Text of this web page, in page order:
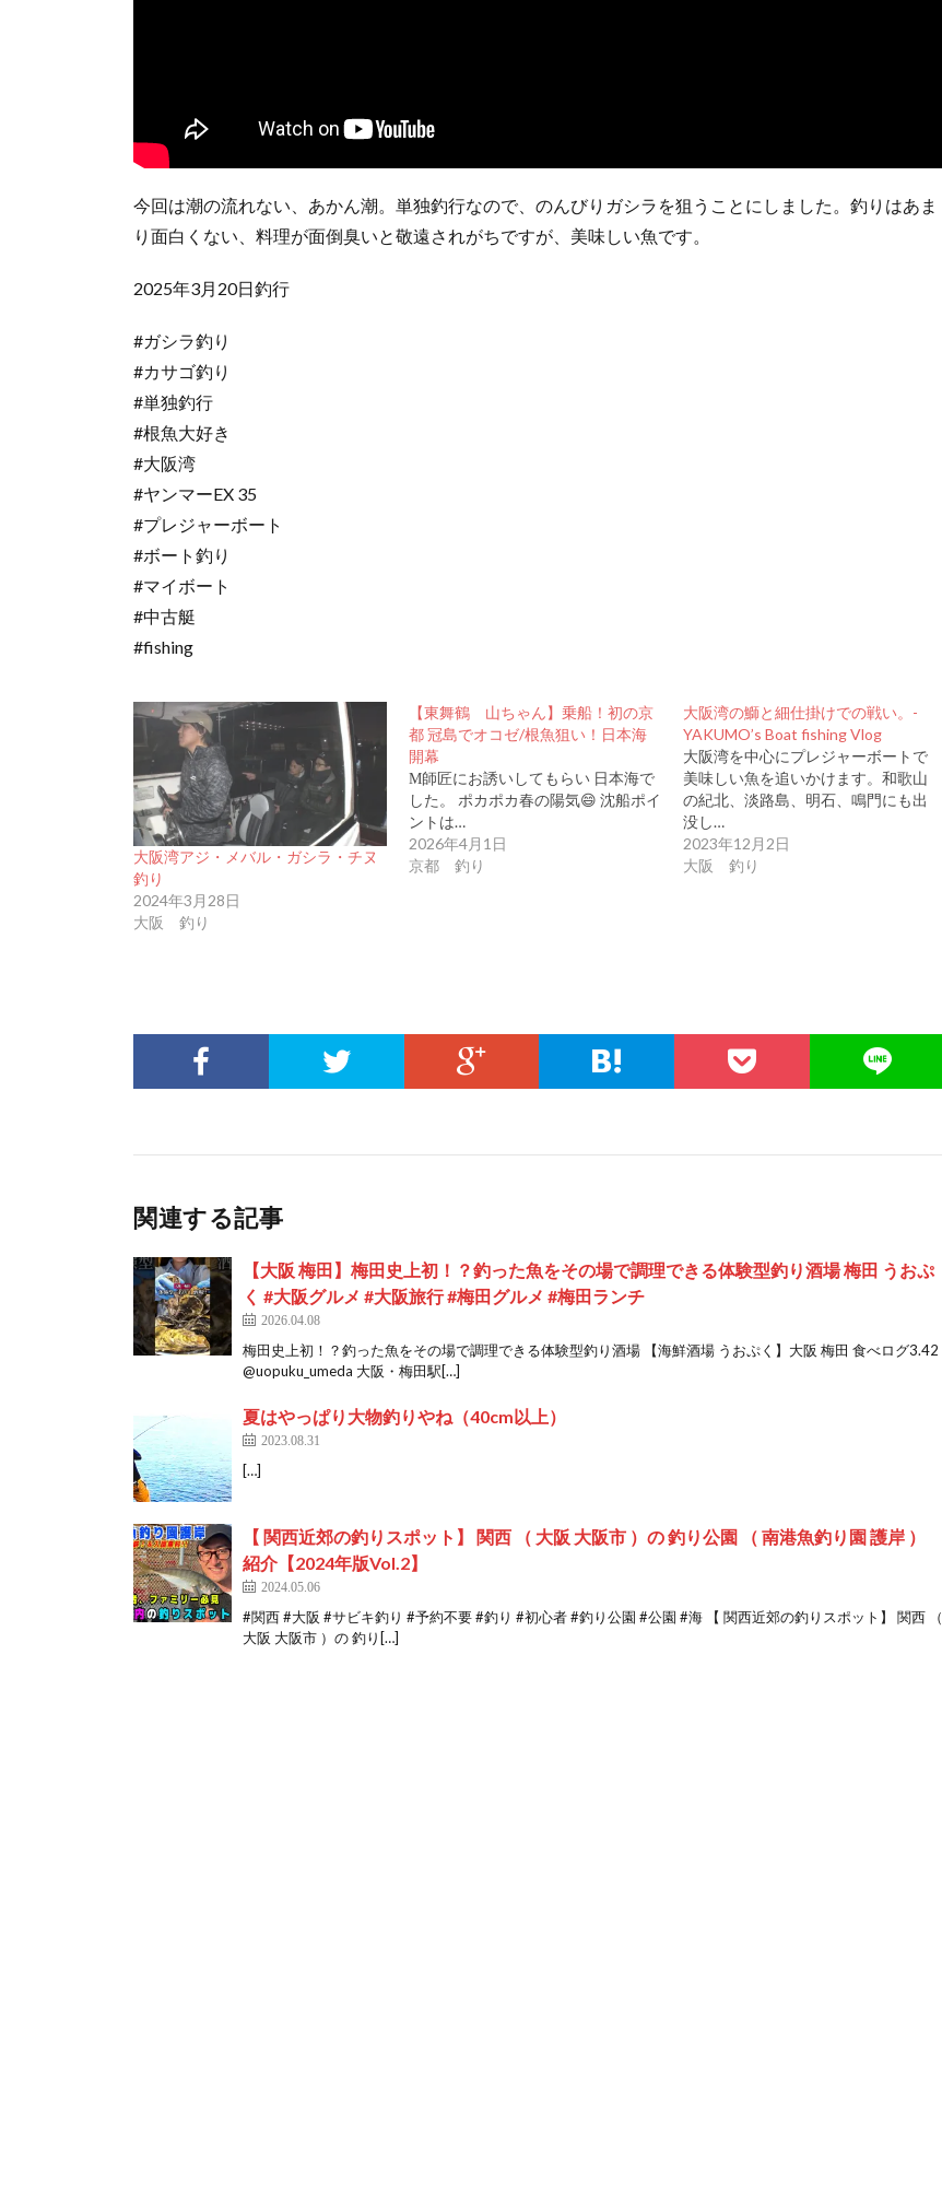
今回は潮の流れない、あかん潮。単独釣行なので、のんびりガシラを狙うことにしました。釣りはあま
り面白くない、料理が面倒臭いと敬遠されがちですが、美味しい魚です。
2025年3月20日釣行
#ガシラ釣り
#カサゴ釣り
#単独釣行
#根魚大好き
#大阪湾
#ヤンマーEX 35
#プレジャーボート
#ボート釣り
#マイボート
#中古艇
#fishing
大阪湾アジ・メバル・ガシラ・チヌ
釣り
2024年3月28日
大阪 釣り
【東舞鶴 山ちゃん】乗船！初の京
都 冠島でオコゼ/根魚狙い！日本海
開幕
М師匠にお誘いしてもらい 日本海で
した。 ポカポカ春の陽気😄 沈船ポイ
ントは…
2026年4月1日
京都 釣り
大阪湾の鰤と細仕掛けでの戦い。-
YAKUMO’s Boat fishing Vlog
大阪湾を中心にプレジャーボートで
美味しい魚を追いかけます。和歌山
の紀北、淡路島、明石、鳴門にも出
没し…
2023年12月2日
大阪 釣り
関連する記事
【大阪 梅田】梅田史上初！？釣った魚をその場で調理できる体験型釣り酒場 梅田 うおぷ
く #大阪グルメ #大阪旅行 #梅田グルメ #梅田ランチ
2026.04.08
梅田史上初！？釣った魚をその場で調理できる体験型釣り酒場 【海鮮酒場 うおぷく】大阪 梅田 食べログ3.42
@uopuku_umeda 大阪・梅田駅[…]
夏はやっぱり大物釣りやね（40cm以上）
2023.08.31
[…]
【 関西近郊の釣りスポット】 関西 （ 大阪 大阪市 ）の 釣り公園 （ 南港魚釣り園 護岸 ）
紹介【2024年版Vol.2】
2024.05.06
#関西 #大阪 #サビキ釣り #予約不要 #釣り #初心者 #釣り公園 #公園 #海 【 関西近郊の釣りスポット】 関西 （
大阪 大阪市 ）の 釣り[…]